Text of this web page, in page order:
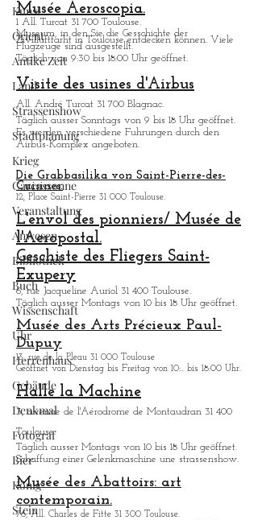
Kunst
Orient
Antike Zeit
Land
Strassenshow
Stadtplanung
Krieg
Carcassonne
Veranstaltung
Anwesen
Bibliothek
Buch
Wissenschaft
Uhr
Herrenhaus
Gebäude
Denkmal
Fotograf
Bier
König
Stein
Musée Aeroscopia.
1 All. Turcat 31 700 Toulouse.
Museum, in den Sie die Gesschichte der
Zivilluftfarht in Toulouse entdecken können. Viele
Flugzeuge sind ausgestellt.
Täglich von 9:30 bis 18:00 Uhr geöffnet.
Visite des usines d'Airbus
All. André Turcat 31 700 Blagnac.
Täglich ausser Sonntags von 9 bis 18 Uhr geöffnet.
Es werden verschiedene Fuhrungen durch den
Airbus-Komplex angeboten.
Die Grabbasilika von Saint-Pierre-des-
Cuisines:
12, Place Saint-Pierre 31 000 Toulouse.
L'envol des pionniers/ Musée de
l'Aeropostal.
Geschiste des Fliegers Saint-
Exupery
6, rue Jacqueline Auriol 31 400 Toulouse.
Täglich ausser Montags von 10 bis 18 Uhr geöffnet.
Musée des Arts Précieux Paul-
Dupuy
13, rue de la Pleau 31 000 Toulouse
Geöffnet von Dienstag bis Freitag von 10:.. bis 18:00 Uhr.
Halle la Machine
3, avenue de l'Aérodrome de Montaudran 31 400
Toulouse.
Täglich ausser Montags von 10 bis 18 Uhr geöffnet.
Schaffung einer Gelenkmaschine une strassenshow.
Musée des Abattoirs: art
contemporain.
76, All. Charles de Fitte 31 300 Toulouse.